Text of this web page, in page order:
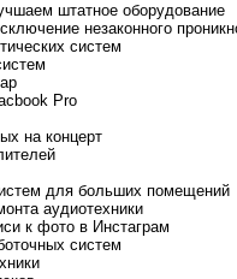
штатное оборудование
незаконного
систем
Pro
на концерт
для больших помещений
аудиотехники
к фото в Инстаграм
систем